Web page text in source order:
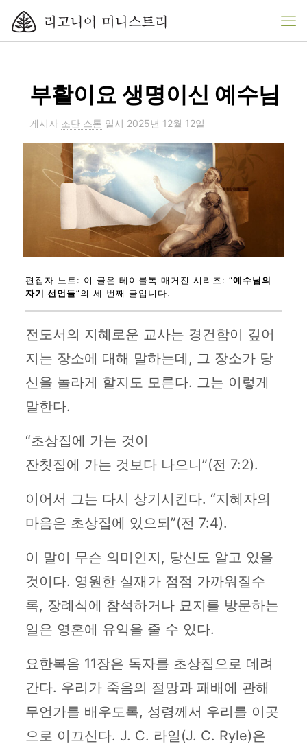
부활이요 생명이신 예수님
게시자 조단 스톤 일시 2025년 12월 12일
편집자 노트: 이 글은 테이블톡 매거진 시리즈: “예수님의
자기 선언들”의 세 번째 글입니다.
전도서의 지혜로운 교사는 경건함이 깊어
지는 장소에 대해 말하는데, 그 장소가 당
신을 놀라게 할지도 모른다. 그는 이렇게
말한다.
“초상집에 가는 것이
잔칫집에 가는 것보다 나으니”(전 7:2).
이어서 그는 다시 상기시킨다. “지혜자의
마음은 초상집에 있으되”(전 7:4).
이 말이 무슨 의미인지, 당신도 알고 있을
것이다. 영원한 실재가 점점 가까워질수
록, 장례식에 참석하거나 묘지를 방문하는
일은 영혼에 유익을 줄 수 있다.
요한복음 11장은 독자를 초상집으로 데려
간다. 우리가 죽음의 절망과 패배에 관해
무언가를 배우도록, 성령께서 우리를 이곳
으로 이끄신다. J. C. 라일(J. C. Ryle)은